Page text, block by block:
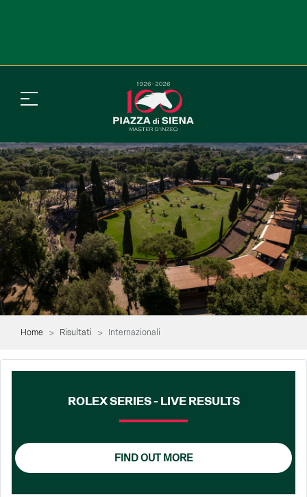
Home Risultati Internazionali
ROLEX SERIES - LIVE RESULTS
FIND OUT MORE